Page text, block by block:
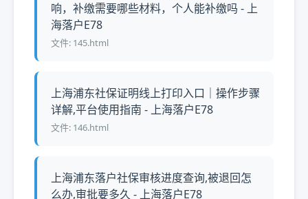
响，补缴需要哪些材料，个人能补缴吗 - 上
海落户E78
文件: 145.html
上海浦东社保证明线上打印入口｜操作步骤
详解,平台使用指南 - 上海落户E78
文件: 146.html
上海浦东落户社保审核进度查询,被退回怎
么办,审批要多久 - 上海落户E78